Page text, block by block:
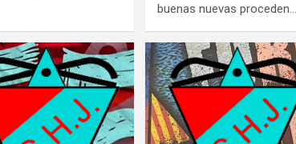
buenas nuevas proceden…